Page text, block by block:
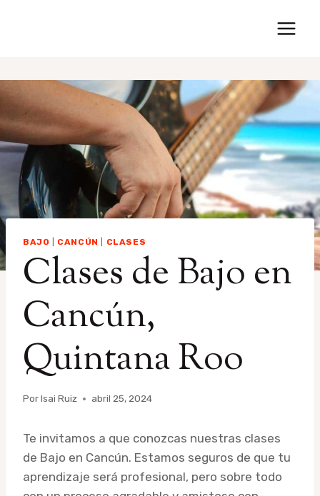
BAJO CANCÚN CLASES
Clases de Bajo en
Cancún,
Quintana Roo
PorIsai Ruiz abril 25, 2024
Te invitamos a que conozcas nuestras clases
de Bajo en Cancún. Estamos seguros de que tu
aprendizaje será profesional, pero sobre todo